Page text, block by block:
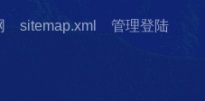
sitemap.xml 管理登陆